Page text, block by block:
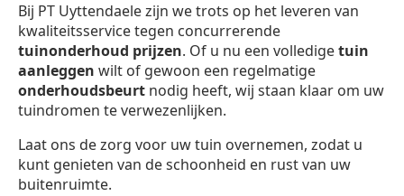
Bij PT Uyttendaele zijn we trots op het leveren van
kwaliteitsservice tegen concurrerende
tuinonderhoud prijzen. Of u nu een volledigetuin
aanleggen wilt of gewoon een regelmatige
onderhoudsbeurt nodig heeft, wij staan klaar om uw
tuindromen te verwezenlijken.
Laat ons de zorg voor uw tuin overnemen, zodat u
kunt genieten van de schoonheid en rust van uw
buitenruimte.